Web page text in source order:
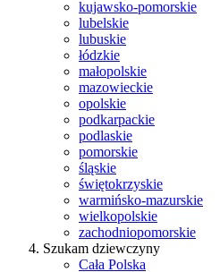
kujawsko-pomorskie
lubelskie
lubuskie
łódzkie
małopolskie
mazowieckie
opolskie
podkarpackie
podlaskie
pomorskie
śląskie
świętokrzyskie
warmińsko-mazurskie
wielkopolskie
zachodniopomorskie
Szukam dziewczyny
Cała Polska